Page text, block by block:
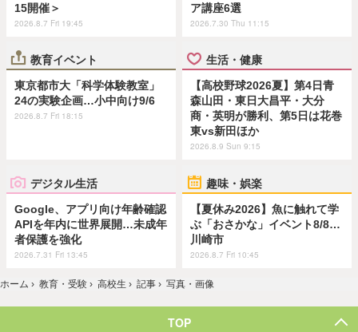
15開催＞
2026.8.7 Fri 19:45
ア講座6選
2026.7.30 Thu 11:15
教育イベント
東京都市大「科学体験教室」
24の実験企画…小中向け9/6
2026.8.7 Fri 18:15
生活・健康
【高校野球2026夏】第4日青
森山田・東日大昌平・大分
商・英明が勝利、第5日は花巻
東vs新田ほか
2026.8.9 Sun 9:15
デジタル生活
Google、アプリ向け年齢確認
APIを年内に世界展開…未成年
者保護を強化
2026.7.31 Fri 13:45
趣味・娯楽
【夏休み2026】魚に触れて学
ぶ「おさかな」イベント8/8…
川崎市
2026.8.7 Fri 10:45
ホーム › 教育・受験 › 高校生 › 記事 › 写真・画像
TOP